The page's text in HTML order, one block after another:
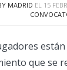
MADRID EL 15
están
que se